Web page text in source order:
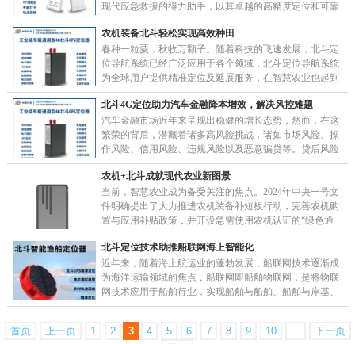
现代应急救援的得力助手，以其卓越的高精度定位和可靠
的通信能力备受青睐。北斗定位终端在应急救援中展……
农机装备北斗轻松实现高效种田
春种一粒粟，秋收万颗子。随着科技的飞速发展，北斗定
位导航系统已经广泛应用于各个领域，北斗定位导航系统
为全球用户提供精准定位及延展服务，在智慧农业也起到
关键作用。春耕春播对于一年的收成至关重要，利用北
斗……
北斗4G定位助力汽车金融降本增效，解决风控难题
汽车金融市场近年来呈现出稳健的增长态势，然而，在这
繁荣的背后，潜藏着诸多高风险挑战，诸如市场风险、操
作风险、信用风险、违规风险以及恶意骗贷等。贷后风险
的不可预测性更是令众多汽车金融机构头疼不已，仅
凭……
农机+北斗成就现代农业新图景
当前，智慧农业成为备受关注的焦点。2024年中央一号文
件明确提出了大力推进农机装备补短板行动，完善农机购
置与应用补贴政策，并开设急需使用农机认证的“绿色通
道”。基于北斗定位系统的无人驾驶系统，通过手机……
北斗定位技术助推船联网海上智能化
近年来，随着海上航运业的蓬勃发展，船联网技术逐渐成
为海洋运输领域的焦点，船联网即船舶物联网，是将物联
网技术应用于船舶行业，实现船舶与船舶、船舶与岸基、
船舶与货物之间的智能互联，船联网通过物联网技术……
首页 上一页 1 2 3 4 5 6 7 8 9 10 ...
下一页